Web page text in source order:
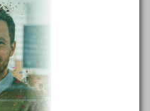
školy
práce, gap year a další
práce,cestovní ruch